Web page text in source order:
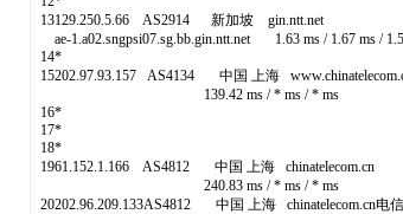
13129.250.5.66 AS2914 新加坡 gin.ntt.net
ae-1.a02.sngpsi07.sg.bb.gin.ntt.net 1.63 ms / 1.67 ms /
14*
15202.97.93.157 AS4134 中国 上海
139.42 ms / * ms / * ms
16*
17*
18*
1961.152.1.166 AS4812 中国 上海 chinatelecom.cn
240.83 ms / * ms / * ms
20202.96.209.133AS4812 中国 上海 chinatelecom.cn电信